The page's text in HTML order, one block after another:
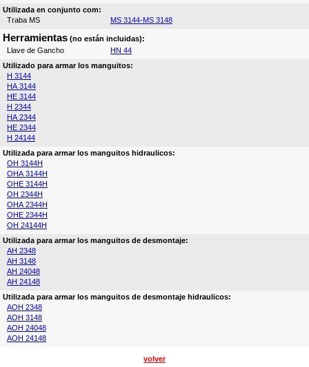
Utilizada en conjunto com:
Traba MS
MS 3144-MS 3148
Herramientas (no están incluidas):
Llave de Gancho
HN 44
Utilizado para armar los manguitos:
H 3144
HA 3144
HE 3144
H 2344
HA 2344
HE 2344
H 24144
Utilizada para armar los manguitos hidraulicos:
OH 3144H
OHA 3144H
OHE 3144H
OH 2344H
OHA 2344H
OHE 2344H
OH 24144H
Utilizada para armar los manguitos de desmontaje:
AH 2348
AH 3148
AH 24048
AH 24148
Utilizada para armar los manguitos de desmontaje hidraulicos:
AOH 2348
AOH 3148
AOH 24048
AOH 24148
volver